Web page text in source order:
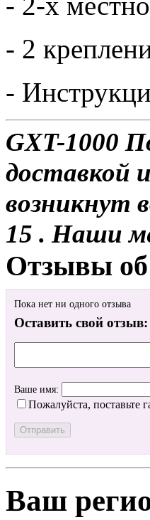
- 2
-
GXT-1000
доставкой
возникнут
15 . Наши
Отзывы об
Пока нет ни одного отзыва
Оставить свой отзыв:
Ваше имя:
Пожалуйста, поставьте
Ваш